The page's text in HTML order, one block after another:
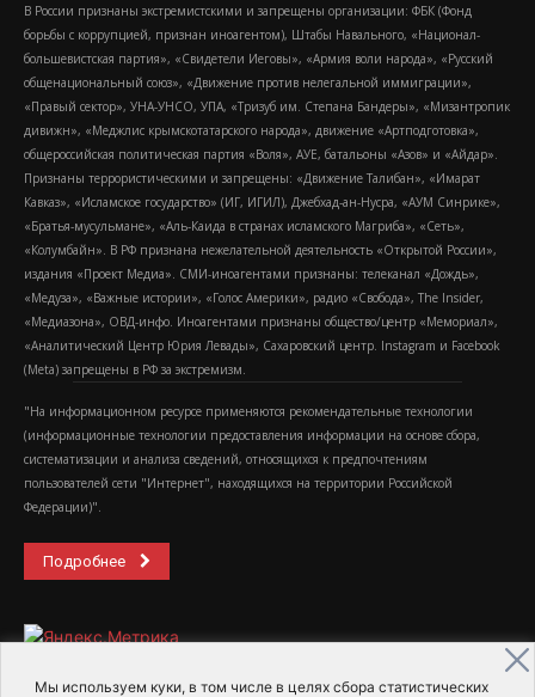
Мы используем куки, в том числе в целях сбора статистических
В России признаны экстремистскими и запрещены организации: ФБК (Фонд
борьбы с коррупцией, признан иноагентом), Штабы Навального, «Национал-
большевистская партия», «Свидетели Иеговы», «Армия воли народа», «Русский
общенациональный союз», «Движение против нелегальной иммиграции»,
«Правый сектор», УНА-УНСО, УПА, «Тризуб им. Степана Бандеры», «Мизантропик
дивижн», «Меджлис крымскотатарского народа», движение «Артподготовка»,
общероссийская политическая партия «Воля», АУЕ, батальоны «Азов» и «Айдар».
Признаны террористическими и запрещены: «Движение Талибан», «Имарат
Кавказ», «Исламское государство» (ИГ, ИГИЛ), Джебхад-ан-Нусра, «АУМ Синрике»,
«Братья-мусульмане», «Аль-Каида в странах исламского Магриба», «Сеть»,
«Колумбайн». В РФ признана нежелательной деятельность «Открытой России»,
издания «Проект Медиа». СМИ-иноагентами признаны: телеканал «Дождь»,
«Медуза», «Важные истории», «Голос Америки», радио «Свобода», The Insider,
«Медиазона», ОВД-инфо. Иноагентами признаны общество/центр «Мемориал»,
«Аналитический Центр Юрия Левады», Сахаровский центр. Instagram и Facebook
(Metа) запрещены в РФ за экстремизм.
"На информационном ресурсе применяются рекомендательные технологии
(информационные технологии предоставления информации на основе сбора,
систематизации и анализа сведений, относящихся к предпочтениям
пользователей сети "Интернет", находящихся на территории Российской
Федерации)".
Подробнее